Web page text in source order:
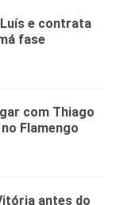
e contrata
fase
com Thiago
Flamengo
antes do